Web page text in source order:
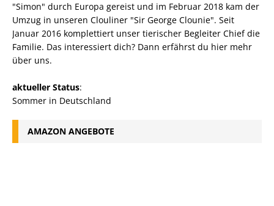
"Simon" durch Europa gereist und im Februar 2018 kam der
Umzug in unseren Clouliner "Sir George Clounie". Seit
Januar 2016 komplettiert unser tierischer Begleiter Chief die
Familie. Das interessiert dich? Dann erfährst du hier mehr
über uns.
aktueller Status:
Sommer in Deutschland
AMAZON ANGEBOTE